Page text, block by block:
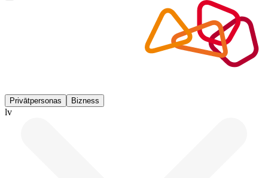
Privātpersonas Bizness
lv